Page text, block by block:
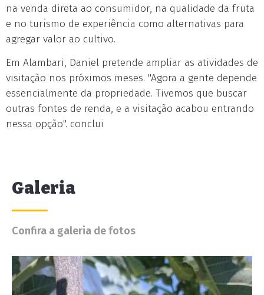
na venda direta ao consumidor, na qualidade da fruta
e no turismo de experiência como alternativas para
agregar valor ao cultivo.
Em Alambari, Daniel pretende ampliar as atividades de
visitação nos próximos meses. "Agora a gente depende
essencialmente da propriedade. Tivemos que buscar
outras fontes de renda, e a visitação acabou entrando
nessa opção". conclui
Galeria
Confira a galeria de fotos